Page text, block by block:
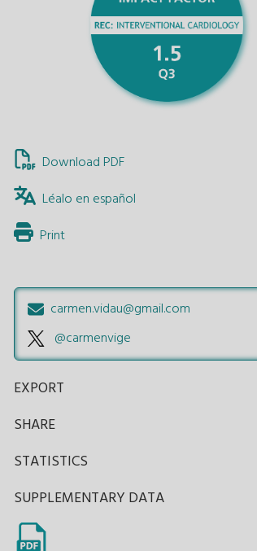
Download PDF
Léalo en español
Print
carmen.vidau@gmail.com
@carmenvige
EXPORT
SHARE
STATISTICS
SUPPLEMENTARY DATA